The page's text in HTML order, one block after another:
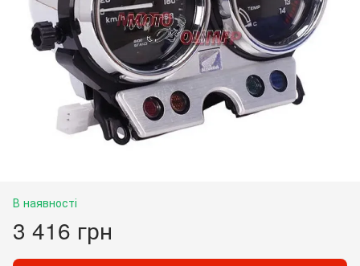
В наявності
3 416 грн